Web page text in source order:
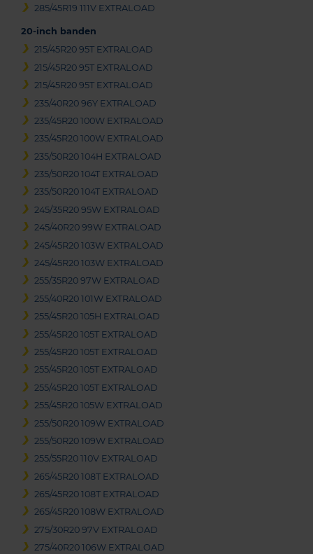
285/45R19 111V EXTRALOAD
20-inch banden
215/45R20 95T EXTRALOAD
215/45R20 95T EXTRALOAD
215/45R20 95T EXTRALOAD
235/40R20 96Y EXTRALOAD
235/45R20 100W EXTRALOAD
235/45R20 100W EXTRALOAD
235/50R20 104H EXTRALOAD
235/50R20 104T EXTRALOAD
235/50R20 104T EXTRALOAD
245/35R20 95W EXTRALOAD
245/40R20 99W EXTRALOAD
245/45R20 103W EXTRALOAD
245/45R20 103W EXTRALOAD
255/35R20 97W EXTRALOAD
255/40R20 101W EXTRALOAD
255/45R20 105H EXTRALOAD
255/45R20 105T EXTRALOAD
255/45R20 105T EXTRALOAD
255/45R20 105T EXTRALOAD
255/45R20 105T EXTRALOAD
255/45R20 105W EXTRALOAD
255/50R20 109W EXTRALOAD
255/50R20 109W EXTRALOAD
255/55R20 110V EXTRALOAD
265/45R20 108T EXTRALOAD
265/45R20 108T EXTRALOAD
265/45R20 108W EXTRALOAD
275/30R20 97V EXTRALOAD
275/40R20 106W EXTRALOAD